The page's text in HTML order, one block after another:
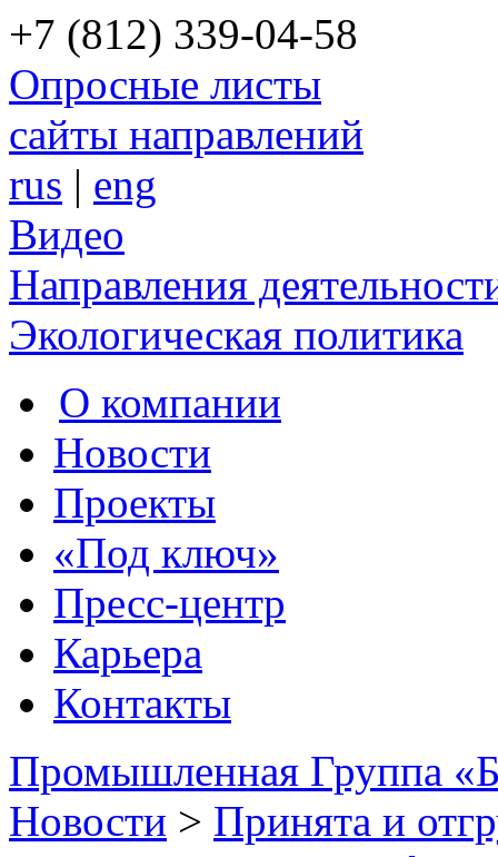
+7 (812) 339-04-58
Опросные листы
сайты направлений
rus | eng
Видео
Направления
Экологическая политика
О компании
Новости
Проекты
«Под ключ»
Пресс-центр
Карьера
Контакты
Промышленная Группа
Новости > Принята и